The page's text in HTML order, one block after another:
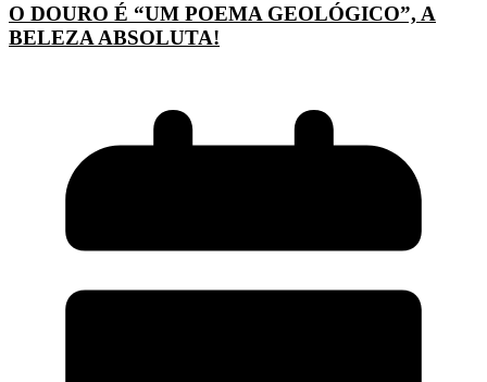
O DOURO É “UM POEMA GEOLÓGICO”, A
BELEZA ABSOLUTA!